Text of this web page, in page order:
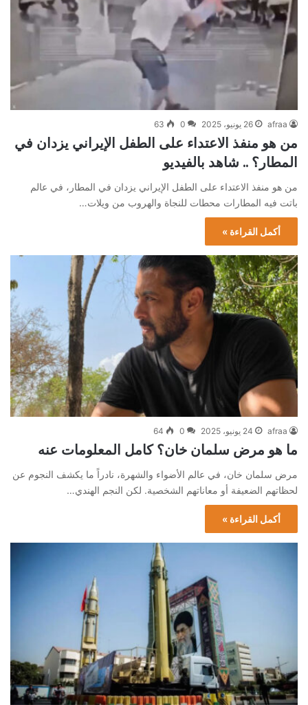
afraa 26 يونيو، 2025 0
63
من هو منفذ الاعتداء على الطفل الإيراني يزدان في
المطار؟ .. شاهد بالفيديو
من هو منفذ الاعتداء على الطفل الإيراني يزدان في المطار، في عالم
باتت فيه المطارات محطات للنجاة والهروب من ويلات…
أكمل القراءة »
afraa 24 يونيو، 2025 0
64
ما هو مرض سلمان خان؟ كامل المعلومات عنه
مرض سلمان خان، في عالم الأضواء والشهرة، نادراً ما يكشف النجوم عن
لحظاتهم الضعيفة أو معاناتهم الشخصية. لكن النجم الهندي…
أكمل القراءة »